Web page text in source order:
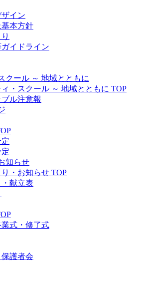
イン
本方針
イドライン
クール ～ 地域とともに
・スクール ～ 地域とともに TOP
ル注意報
知らせ
・お知らせ TOP
献立表
式・修了式
護者会